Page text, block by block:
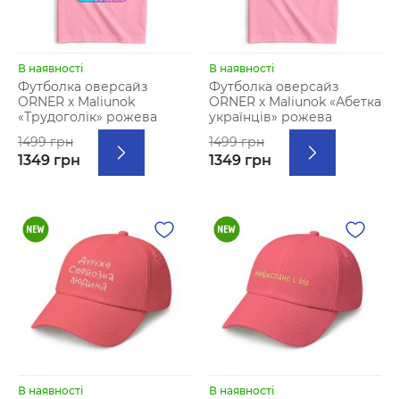
В наявності
Футболка оверсайз
ORNER х Maliunok
«Трудоголік» рожева
1499 грн
1349 грн
В наявності
Футболка оверсайз
ORNER х Maliunok «Абетка
українців» рожева
1499 грн
1349 грн
В наявності В наявності